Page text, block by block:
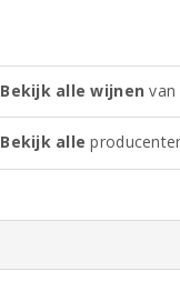
Bekijk alle wijnen van
Bekijk alle